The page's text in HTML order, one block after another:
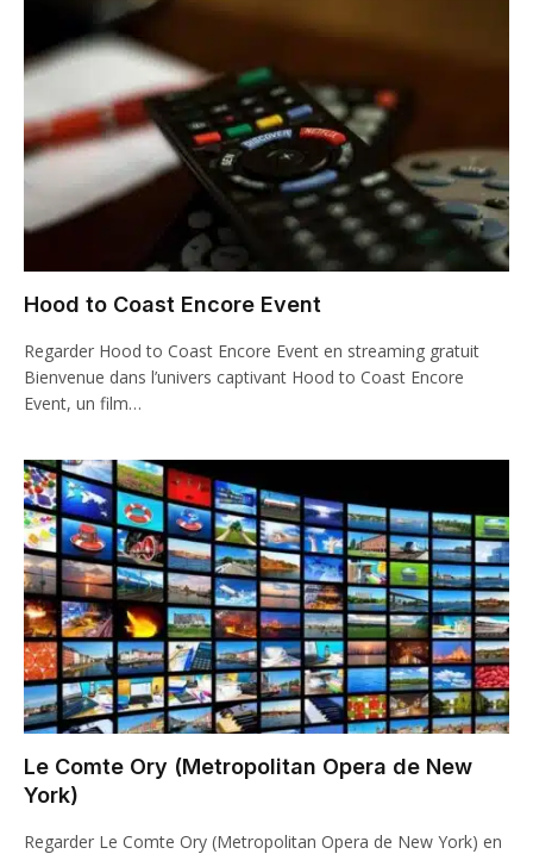
Hood to Coast Encore Event
Regarder Hood to Coast Encore Event en streaming gratuit
Bienvenue dans l’univers captivant Hood to Coast Encore
Event, un film…
Le Comte Ory (Metropolitan Opera de New
York)
Regarder Le Comte Ory (Metropolitan Opera de New York) en